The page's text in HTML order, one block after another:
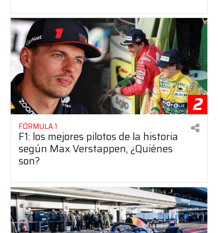
2
FÓRMULA 1
F1: los mejores pilotos de la historia
según Max Verstappen, ¿Quiénes
son?